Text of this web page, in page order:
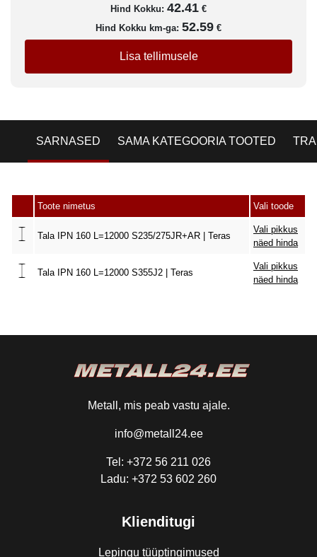
Hind Kokku: 42.41 €
Hind Kokku km-ga: 52.59 €
Lisa tellimusele
SARNASED SAMA KATEGOORIA TOOTED
Toote nimetus Vali toode
Tala IPN 160 L=12000 S235/275JR+AR | Teras
Vali pikkus
näed hinda
Tala IPN 160 L=12000 S355J2 | Teras
Vali pikkus
näed hinda
Metall, mis peab vastu ajale.
info@metall24.ee
Tel: +372 56 211 026
Ladu: +372 53 602 260
Klienditugi
Lepingu tüüptingimused